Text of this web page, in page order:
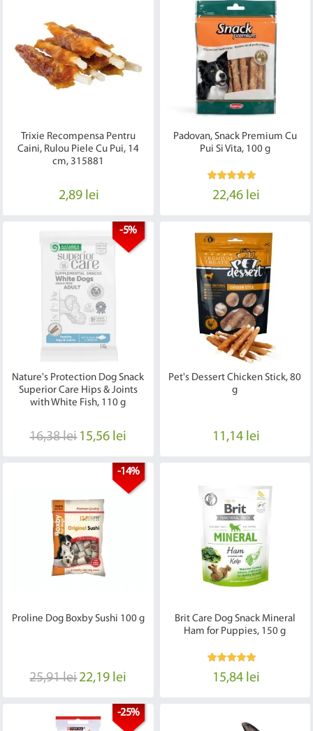
Trixie Recompensa Pentru
Caini, Rulou Piele Cu Pui, 14
cm, 315881
2,89 lei
Padovan, Snack Premium Cu
Pui Si Vita, 100 g
22,46 lei
-5%
Nature's Protection Dog Snack
Superior Care Hips & Joints
with White Fish, 110 g
16,38 lei 15,56 lei
Pet's Dessert Chicken Stick, 80
g
11,14 lei
-14%
Proline Dog Boxby Sushi 100 g
25,91 lei22,19 lei
Brit Care Dog Snack Mineral
Ham for Puppies, 150 g
15,84 lei
-25%